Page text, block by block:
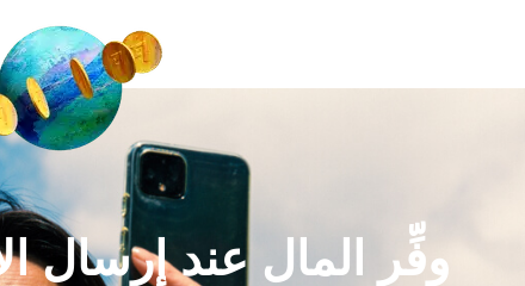
وفِّر المال عند إرسال